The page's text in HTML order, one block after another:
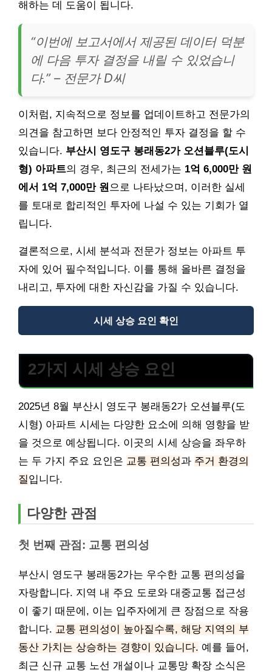
해하는 데 도움이 됩니다.
“이번에 보고서에서 제공된 데이터 덕분
에 다음 투자 결정을 내릴 수 있었습니
다.” – 전문가 D씨
이처럼, 지속적으로 정보를 업데이트하고 전문가의
의견을 참고하면 보다 안정적인 투자 결정을 할 수
있습니다. 부산시 영도구 봉래동2가 오션블루(도시
형) 아파트의 경우, 최근의 전세가는 1억 6,000만 원
에서 1억 7,000만 원 으로 나타났으며, 이러한 실세
를 토대로 합리적인 투자에 나설 수 있는 기회가 열
립니다.
결론적으로, 시세 분석과 전문가 정보는 아파트 투
자에 있어 필수적입니다. 이를 통해 올바른 결정을
내리고, 투자에 대한 자신감을 가질 수 있습니다.
시세 상승 요인 확인
2가지 시세 상승 요인
2025년 8월 부산시 영도구 봉래동2가 오션블루(도
시형) 아파트 시세는 다양한 요소에 의해 영향을 받
을 것으로 예상됩니다. 이곳의 시세 상승을 좌우하
는 두 가지 주요 요인은 교통 편의성과 주거 환경의
질입니다.
다양한 관점
첫 번째 관점: 교통 편의성
부산시 영도구 봉래동2가는 우수한 교통 편의성을
자랑합니다. 지역 내 주요 도로와 대중교통 접근성
이 좋기 때문에, 이는 입주자에게 큰 장점으로 작용
합니다. 교통 편의성이 높아질수록, 해당 지역의 부
동산 가치는 상승하는 경향이 있습니다. 예를 들어,
최근 신규 교통 노선 개설이나 교통망 확장 소식은